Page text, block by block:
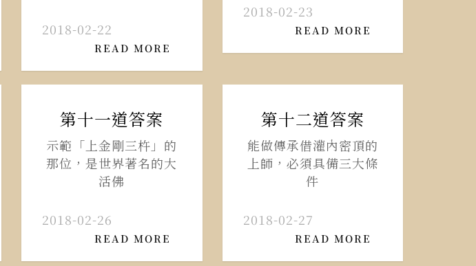
2018-02-22
READ MORE
2018-02-23
READ MORE
第十一道答案
示範「上金剛三杵」的
那位，是世界著名的大
活佛
2018-02-26
READ MORE
第十二道答案
能做傳承借灌內密頂的
上師，必須具備三大條
件
2018-02-27
READ MORE